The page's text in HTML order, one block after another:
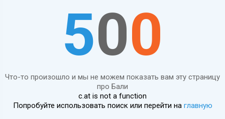
500
Что-то произошло и мы не можем показать вам эту страницу
про Бали
c.at is not a function
Попробуйте использовать поиск или перейти на главную